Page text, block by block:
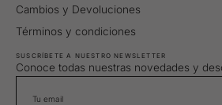
Cambios y Devoluciones
Términos y condiciones
SUSCRÍBETE A NUESTRO NEWSLETTER
Conoce todas nuestras novedades y